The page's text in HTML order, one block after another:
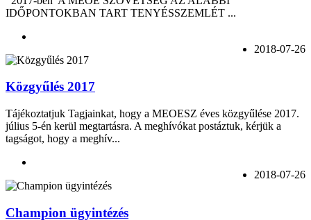
IDŐPONTOKBAN TART TENYÉSSZEMLÉT ...
2018-07-26
Közgyűlés 2017
Tájékoztatjuk Tagjainkat, hogy a MEOESZ éves közgyűlése 2017.
július 5-én kerül megtartásra. A meghívókat postáztuk, kérjük a
tagságot, hogy a meghív...
2018-07-26
Champion ügyintézés